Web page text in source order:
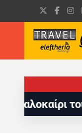
του 2026